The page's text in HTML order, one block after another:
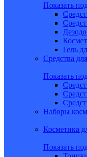
Показать
Гель
Средства
Показать
Наборы
Косметика
Показать